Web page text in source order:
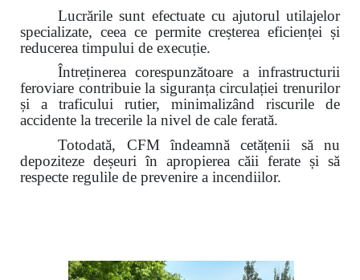
Lucrările sunt efectuate cu ajutorul utilajelor
specializate, ceea ce permite creșterea eficienței și
reducerea timpului de execuție.
Întreținerea corespunzătoare a infrastructurii
feroviare contribuie la siguranța circulației trenurilor
și a traficului rutier, minimalizând riscurile de
accidente la trecerile la nivel de cale ferată.
Totodată, CFM îndeamnă cetățenii să nu
depoziteze deșeuri în apropierea căii ferate și să
respecte regulile de prevenire a incendiilor.